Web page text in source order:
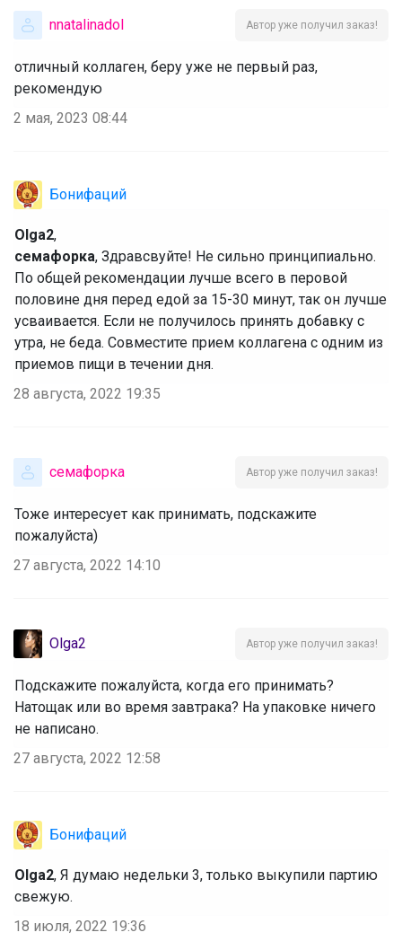
nnatalinadol Автор уже получил заказ!
отличный коллаген, беру уже не первый раз,
рекомендую
2 мая, 2023 08:44
Бонифаций
Olga2,
семафорка, Здравсвуйте! Не сильно принципиально.
По общей рекомендации лучше всего в перовой
половине дня перед едой за 15-30 минут, так он лучше
усваивается. Если не получилось принять добавку с
утра, не беда. Совместите прием коллагена с одним из
приемов пищи в течении дня.
28 августа, 2022 19:35
семафорка Автор уже получил заказ!
Тоже интересует как принимать, подскажите
пожалуйста)
27 августа, 2022 14:10
Olga2 Автор уже получил заказ!
Подскажите пожалуйста, когда его принимать?
Натощак или во время завтрака? На упаковке ничего
не написано.
27 августа, 2022 12:58
Бонифаций
Olga2, Я думаю недельки 3, только выкупили партию
свежую.
18 июля, 2022 19:36